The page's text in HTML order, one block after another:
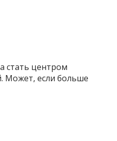
стать центром
Может, если больше